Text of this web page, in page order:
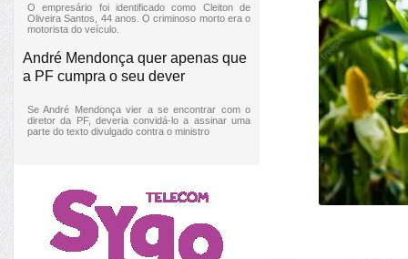
O empresário foi identificado como Cleiton de
Oliveira Santos, 44 anos. O criminoso morto era o
motorista do veículo.
André Mendonça quer apenas que
a PF cumpra o seu dever
Se André Mendonça vier a se encontrar com o
diretor da PF, deveria convidá-lo a assinar uma
parte do texto divulgado contra o ministro